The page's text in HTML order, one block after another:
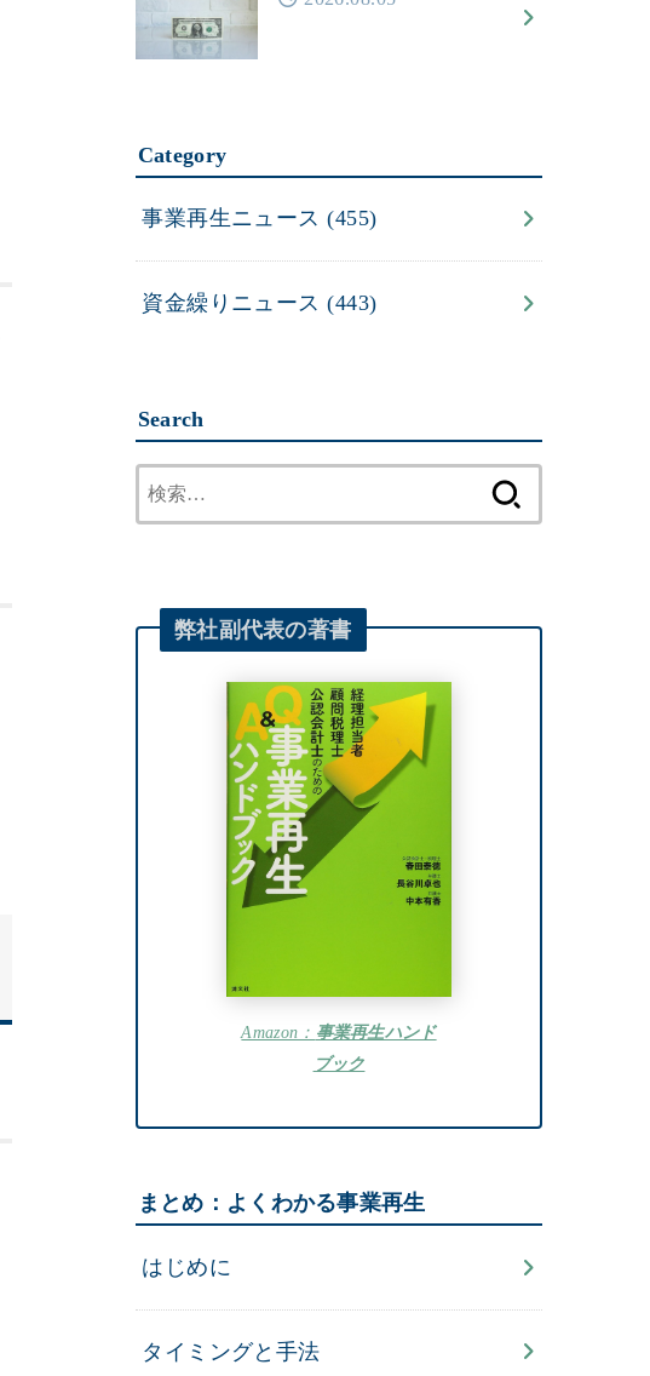
Category
事業再生ニュース(455)
資金繰りニュース(443)
Search
索:
弊社副代表の著書
Amazon： 事業再生ハンド
ブック
まとめ：よくわかる事業再生
はじめに
タイミングと手法